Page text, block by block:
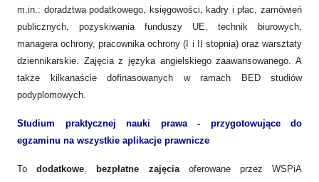
m.in.: doradztwa podatkowego, księgowości, kadry i płac, zamówień
publicznych, pozyskiwania funduszy UE, technik biurowych,
managera ochrony, pracownika ochrony (I i II stopnia) oraz warsztaty
dziennikarskie. Zajęcia z języka angielskiego zaawansowanego. A
także kilkanaście dofinasowanych w ramach BED studiów
podyplomowych.
Studium praktycznej nauki prawa - przygotowujące do
egzaminu na wszystkie aplikacje prawnicze
Tododatkowe, bezpłatne zajęcia oferowane przez WSPiA